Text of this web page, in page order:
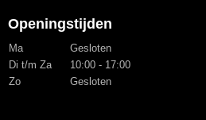
Openingstijden
Ma
Gesloten
Di t/m Za
10:00 - 17:00
Zo
Gesloten